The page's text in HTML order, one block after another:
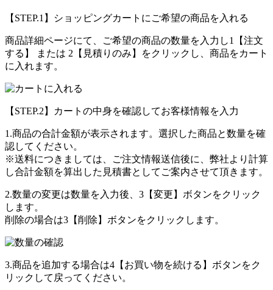
【STEP.1】ショッピングカートにご希望の商品を入れる
商品詳細ページにて、ご希望の商品の数量を入力し1
【注文
する】 または 2 【見積りのみ】をクリックし、商品をカート
に入れます。
【STEP.2】カートの中身を確認してお客様情報を入力
1.商品の合計金額が表示されます。選択した商品と数量を確
認してください。
※送料につきましては、ご注文情報送信後に、弊社より計算
し合計金額を算出した見積書としてご案内させて頂きます。
2.数量の変更は数量を入力後、 3 【変更】ボタンをクリック
します。
削除の場合は3 【削除】ボタンをクリックします。
3.商品を追加する場合は4 【お買い物を続ける】ボタンをク
リックして戻ってください。